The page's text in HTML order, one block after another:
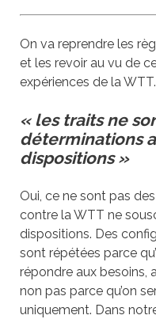
On va reprendre les
et les revoir au vu de
expériences de la WTT.
« les traits ne
déterminations
dispositions »
Oui, ce ne sont pas
contre la WTT ne
dispositions. Des
sont répétées parce
répondre aux besoins,
non pas parce qu’on
uniquement. Dans